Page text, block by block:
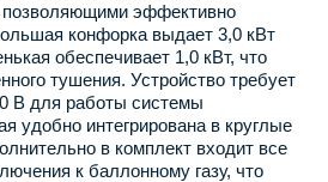
позволяющими эффективно
конфорка выдает 3,0 кВт
обеспечивает 1,0 кВт, что
тушения. Устройство требует
В для работы системы
удобно интегрирована в круглые
в комплект входит все
к баллонному газу, что